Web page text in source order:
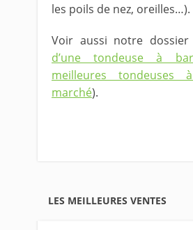
les poils de nez, oreilles…).
Voir aussi notre
d’une tondeuse à
meilleures tondeuses
marché).
LES MEILLEURES VENTES